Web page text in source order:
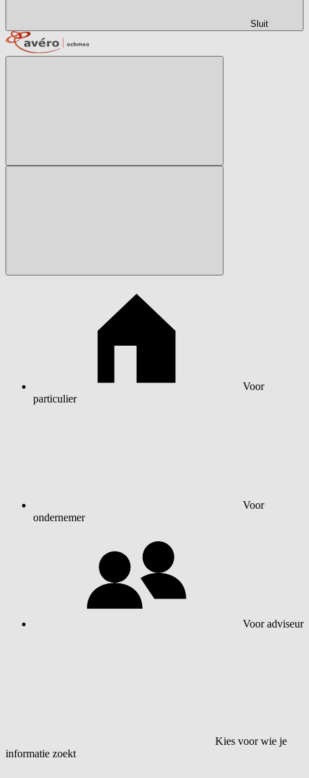
Sluit
Voor
particulier
Voor
ondernemer
Voor adviseur
Kies voor wie je
informatie zoekt